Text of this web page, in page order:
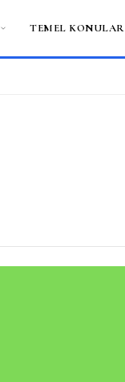
TEMEL KONULAR